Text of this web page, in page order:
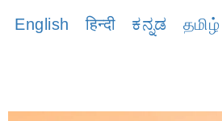
English हिन्दी ಕನ್ನಡ தமிழ்